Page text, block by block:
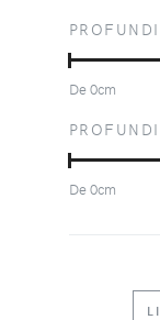
De0cm
De0cm